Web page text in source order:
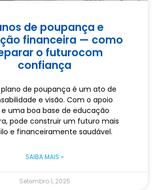
de poupança e
financeira — como
o futurocom
confiança
de poupança é um ato de
e visão. Com o apoio
uma boa base de educação
pode construir um futuro mais
e financeiramente saudável.
SAIBA MAIS »
Setembro 1, 2025